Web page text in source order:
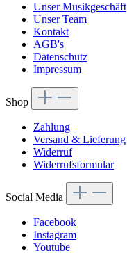
Unser Musikgeschäft
Unser Team
Kontakt
AGB's
Datenschutz
Impressum
Shop
Zahlung
Versand & Lieferung
Widerruf
Widerrufsformular
Social Media
Facebook
Instagram
Youtube